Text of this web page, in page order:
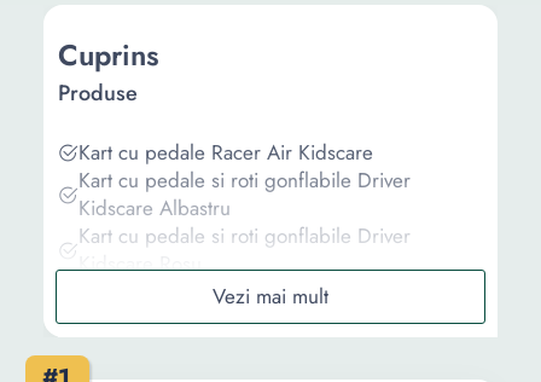
Cuprins
Produse
Kart cu pedale Racer Air Kidscare
Kart cu pedale si roti gonflabile Driver
Kidscare Albastru
Kart cu pedale si roti gonflabile Driver
Kidscare Rosu
Cart cu pedale si volan, Mappy Ferrari, Rosu
Masinuta copii Kart cu pedale Go Cart
Formula 1